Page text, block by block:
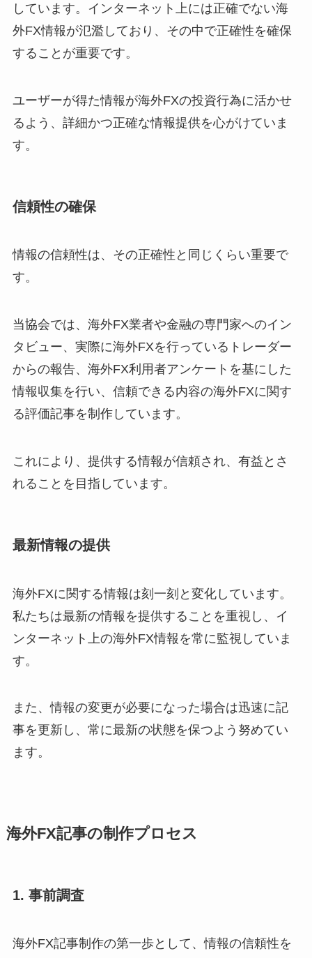
しています。インターネット上には正確でない海
外FX情報が氾濫しており、その中で正確性を確保
することが重要です。
ユーザーが得た情報が海外FXの投資行為に活かせ
るよう、詳細かつ正確な情報提供を心がけていま
す。
信頼性の確保
情報の信頼性は、その正確性と同じくらい重要で
す。
当協会では、海外FX業者や金融の専門家へのイン
タビュー、実際に海外FXを行っているトレーダー
からの報告、海外FX利用者アンケートを基にした
情報収集を行い、信頼できる内容の海外FXに関す
る評価記事を制作しています。
これにより、提供する情報が信頼され、有益とさ
れることを目指しています。
最新情報の提供
海外FXに関する情報は刻一刻と変化しています。
私たちは最新の情報を提供することを重視し、イ
ンターネット上の海外FX情報を常に監視していま
す。
また、情報の変更が必要になった場合は迅速に記
事を更新し、常に最新の状態を保つよう努めてい
ます。
海外FX記事の制作プロセス
1. 事前調査
海外FX記事制作の第一歩として、情報の信頼性を